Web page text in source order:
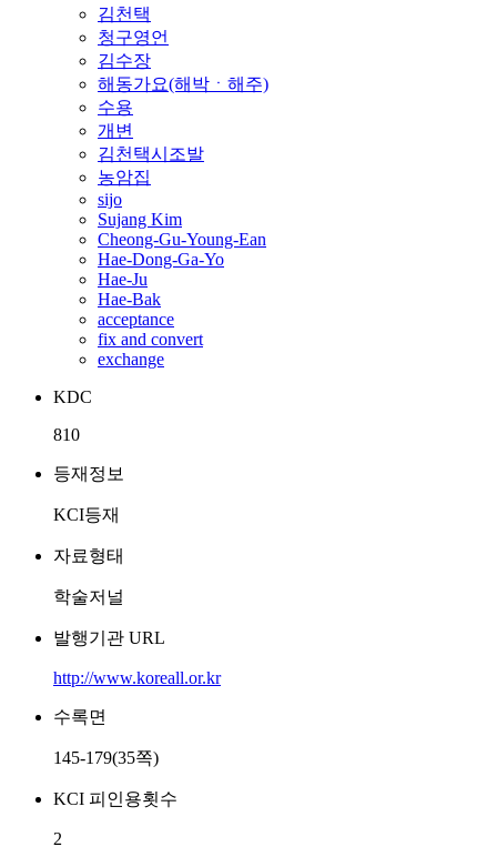
김천택
청구영언
김수장
해동가요(해박ㆍ해주)
수용
개변
김천택시조발
농암집
sijo
Sujang Kim
Cheong-Gu-Young-Ean
Hae-Dong-Ga-Yo
Hae-Ju
Hae-Bak
acceptance
fix and convert
exchange
KDC
810
등재정보
KCI등재
자료형태
학술저널
발행기관 URL
http://www.koreall.or.kr
수록면
145-179(35쪽)
KCI 피인용횟수
2